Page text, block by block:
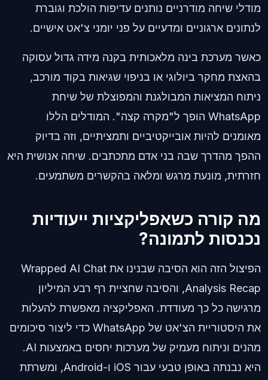
מודלי שיחה מודרניים נותנים עדיפות הולכת וגוברת
לנתונים ארגוניים ומדעיים על פני יומני צ'אט אישיים.
כאשר מערכת בינה מלאכותית בקנה מידה גדול עסוקה
בהאצת מחקר ביולוגי או בניפוי שגיאות בקוד מורכב,
ניתוח המציאות המבולגנת והמפוצלת של שיחת
WhatsApp הופך ל"מקרה קצה". המודלים הללו
מאומנים להיות אובייקטיביים ותמציתיים, וזה בדיוק
ההפך מהדרך שבה בני אדם מתכתבים. שיחה אנושית היא
חזרתית, מונעת מרגש ומלאה בהקשרים משתמעים.
מה קורה כשאפליקציות ייעודיות
נכנסות לתמונה?
הפיצול הזה הוא הסיבה שבנינו את Wrapped AI Chat
Analysis Recap, והסיבה שחציית רף רבע המיליון
מרגישה כל כך מעודדת. האפליקציה מאפשרת להעלות
את היסטוריית הצ'אט של WhatsApp כדי ליצור סיכומים
מהנים וניתוח מעמיק של מערכות יחסים באמצעות AI.
היא נבנתה באופן טבעי עבור iOS ו-Android, ומשרתת